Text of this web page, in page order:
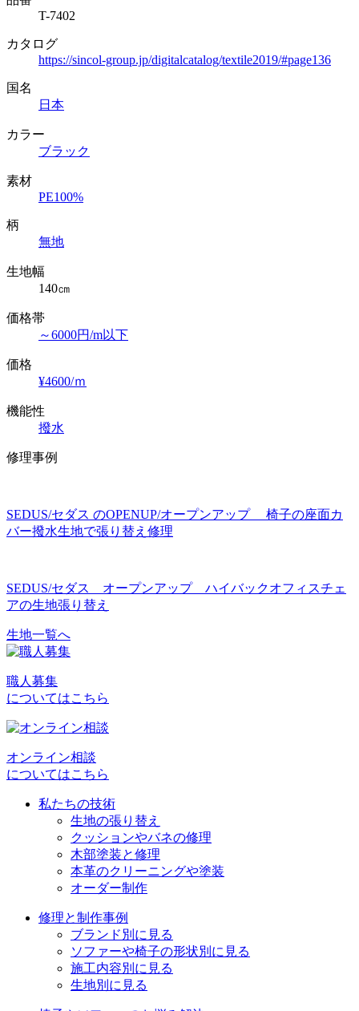
T-7402
カタログ
https://sincol-group.jp/digitalcatalog/textile2019/#page136
国名
日本
カラー
ブラック
素材
PE100%
柄
無地
生地幅
140㎝
価格帯
～6000円/m以下
価格
¥4600/ｍ
機能性
撥水
修理事例
SEDUS/セダス のOPENUP/オープンアップ 椅子の座面カ
バー撥水生地で張り替え修理
SEDUS/セダス オープンアップ ハイバックオフィスチェ
アの生地張り替え
投
ナ
ビ
ー
生地一覧へ
職人募集
についてはこちら
オンライン相談
についてはこちら
私たちの技術
生地の張り替え
クッションやバネの修理
木部塗装と修理
本革のクリーニングや塗装
オーダー制作
修理と制作事例
ブランド別に見る
ソファーや椅子の形状別に見る
施工内容別に見る
生地別に見る